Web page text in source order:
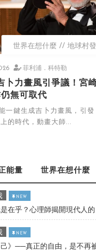
世界在想什麼 地球村
菲利浦．科特勒
卜力畫風引爭議！宮
無可取代
一鍵生成吉卜力畫風，引發
的時代，動畫大師...
能量 世界在想什麼
NEW
在乎？心理師揭開現代人
NEW
己》──真正的自由，是不再